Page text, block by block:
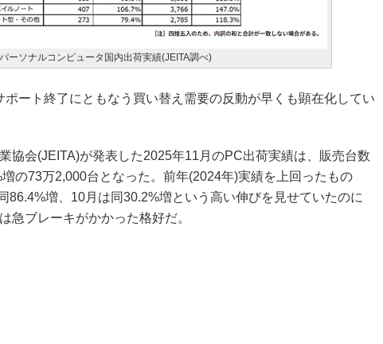
ーソナルコンピュータ国内出荷実績(JEITA調べ)
ート終了にともなう買い替え需要の反動が早くも顕在化してい
協会(JEITA)が発表した2025年11月のPC出荷実績は、販売台数
の73万2,000台となった。前年(2024年)実績を上回ったもの
86.4%増、10月は同30.2%増という高い伸びを見せていたのに
急ブレーキがかかった格好だ。